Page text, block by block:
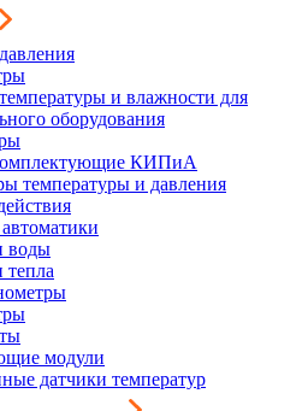
и влажности для
оборудования
КИПиА
температуры и давления
воды
тепла
модули
датчики температур